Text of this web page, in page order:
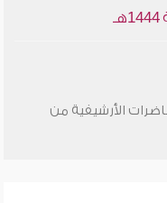
الأرشيفية من